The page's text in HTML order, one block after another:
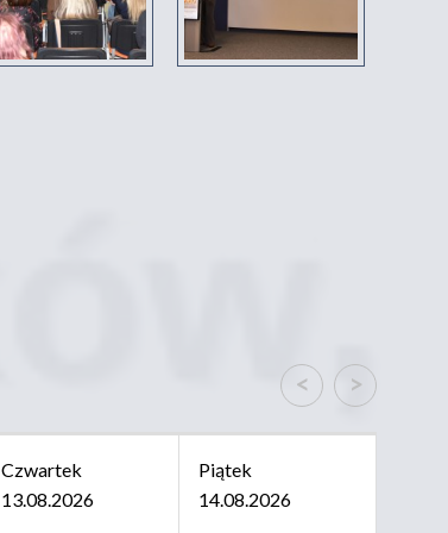
< >
Czwartek
13.08.2026
Piątek
14.08.2026